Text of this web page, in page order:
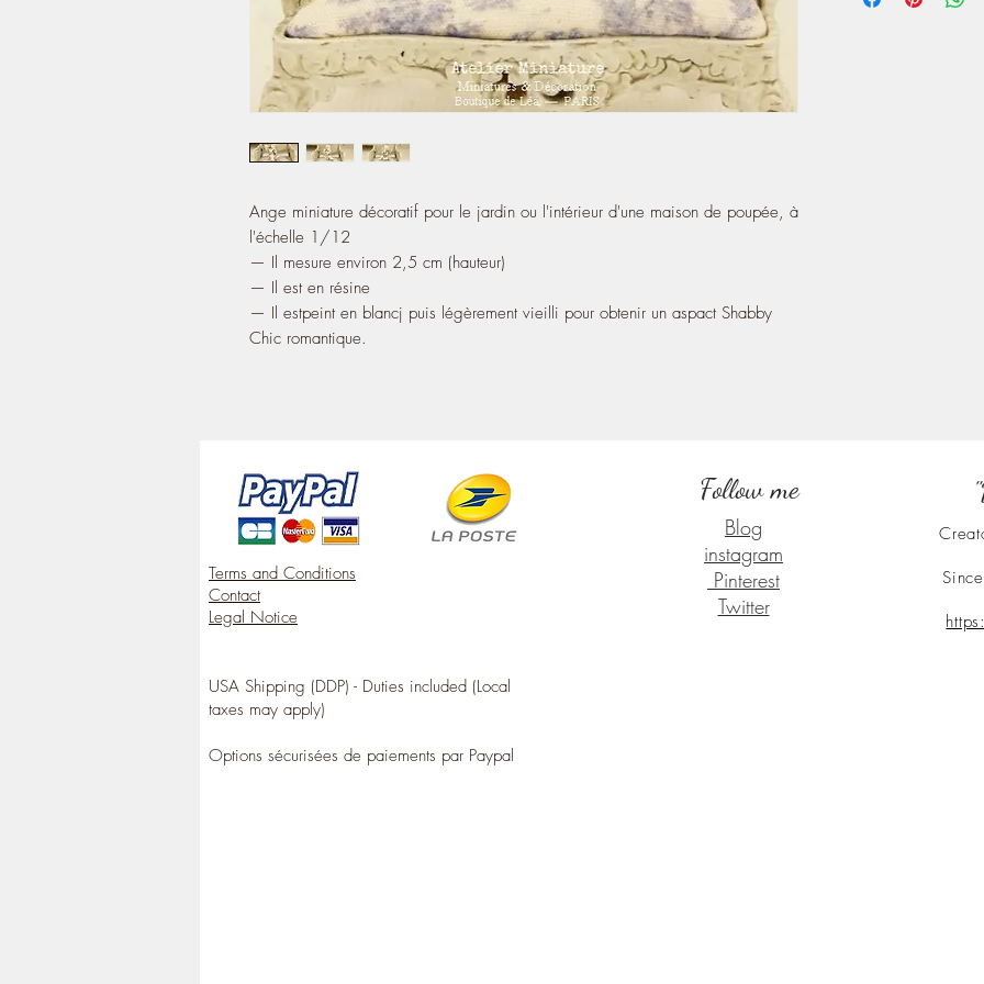
Ange miniature décoratif pour le jardin ou l'intérieur d'une maison de poupée, à
l'échelle 1/12
— Il mesure environ 2,5 cm (hauteur)
— Il est en résine
— Il estpeint en blancj puis légèrement vieilli pour obtenir un aspact Shabby
Chic romantique.
Terms and Conditions
Contact
Legal Notice
USA Shipping (DDP) - Duties included (Local
taxes may apply)
Options sécurisées de paiements par Paypal
Follow me
Blog
instagram
Pinterest
Twitter